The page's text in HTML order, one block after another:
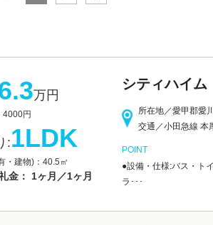
シティハイ
所在地／愛甲郡愛
交通／小田急線 本
万円
4000円
:1LDK
・建物)：40.5㎡
金： 1ヶ月／1ヶ月
POINT
●設備・仕様:バス・ト
ラ･･･